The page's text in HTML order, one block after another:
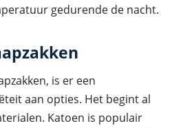
gedurende de nacht.
is er een
aan opties. Het begint al
Katoen is populair